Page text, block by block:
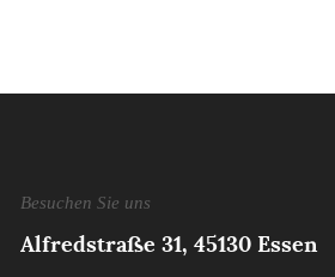
Besuchen Sie uns
Alfredstraße 31, 45130 Essen